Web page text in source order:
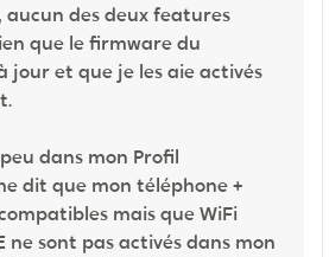
des deux features
que le firmware du
jour et que je les aie activés
dans mon Profil
dit que mon téléphone +
mais que WiFi
ne sont pas activés dans mon